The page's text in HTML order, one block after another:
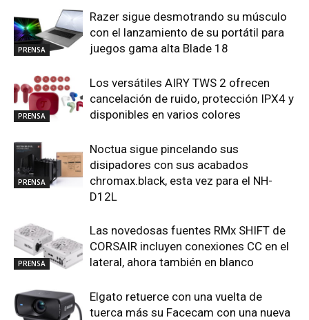
PRENSA
Razer sigue desmotrando su músculo
con el lanzamiento de su portátil para
juegos gama alta Blade 18
PRENSA
Los versátiles AIRY TWS 2 ofrecen
cancelación de ruido, protección IPX4 y
disponibles en varios colores
PRENSA
Noctua sigue pincelando sus
disipadores con sus acabados
chromax.black, esta vez para el NH-
D12L
PRENSA
Las novedosas fuentes RMx SHIFT de
CORSAIR incluyen conexiones CC en el
lateral, ahora también en blanco
Elgato retuerce con una vuelta de
tuerca más su Facecam con una nueva